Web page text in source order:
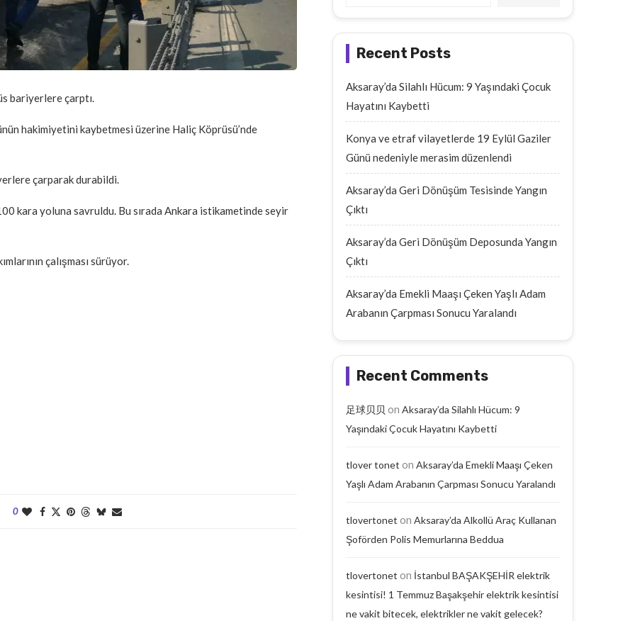
bariyerlere çarptı.
hakimiyetini kaybetmesi üzerine Haliç Köprüsü’nde
çarparak durabildi.
kara yoluna savruldu. Bu sırada Ankara istikametinde seyir
çalışması sürüyor.
0
Recent Posts
Aksaray’da Silahlı Hücum: 9 Yaşındaki Çocuk
Hayatını Kaybetti
Konya ve etraf vilayetlerde 19 Eylül Gaziler
Günü nedeniyle merasim düzenlendi
Aksaray’da Geri Dönüşüm Tesisinde Yangın
Çıktı
Aksaray’da Geri Dönüşüm Deposunda Yangın
Çıktı
Aksaray’da Emekli Maaşı Çeken Yaşlı Adam
Arabanın Çarpması Sonucu Yaralandı
Recent Comments
足球贝贝 on Aksaray’da Silahlı Hücum: 9
Yaşındaki Çocuk Hayatını Kaybetti
tlover tonet on Aksaray’da Emekli Maaşı Çeken
Yaşlı Adam Arabanın Çarpması Sonucu Yaralandı
tlovertonet on Aksaray’da Alkollü Araç Kullanan
Şoförden Polis Memurlarına Beddua
tlovertonet on İstanbul BAŞAKŞEHİR elektrik
kesintisi! 1 Temmuz Başakşehir elektrik kesintisi
ne vakit bitecek, elektrikler ne vakit gelecek?